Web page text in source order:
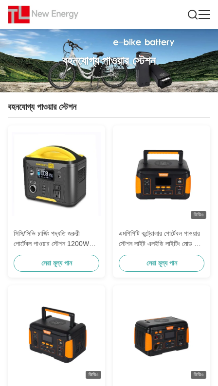
বহনযোগ্য পাওয়ার স্টেশন
বহনযোগ্য পাওয়ার স্টেশন
সিসি/সিভি চার্জিং পদ্ধতি জরুরী
পোর্টেবল পাওয়ার স্টেশন 1200W
2H ভ্রমণের জন্য সম্পূর্ণ চার্জ
সেরা মূল্য পান
ভিডিও
এমপিপিটি কন্ট্রোলার পোর্টেবল পাওয়ার
স্টেশন লাইট এলইডি লাইটিং মোড এবং
এসি চার্জিং পোর্ট সহ
সেরা মূল্য পান
ভিডিও ভিডিও